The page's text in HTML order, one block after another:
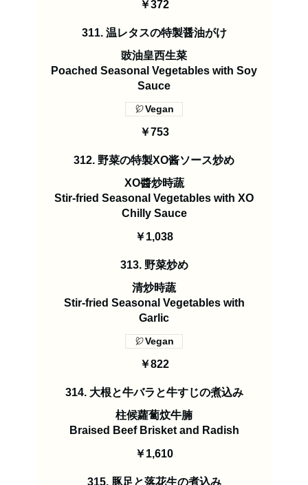
￥372
311. 温レタスの特製醤油がけ
豉油皇西生菜
Poached Seasonal Vegetables with Soy
Sauce
￥753
Vegan
312. 野菜の特製XO酱ソース炒め
XO醬炒時蔬
Stir-fried Seasonal Vegetables with XO
Chilly Sauce
￥1,038
313. 野菜炒め
清炒時蔬
Stir-fried Seasonal Vegetables with
Garlic
￥822
Vegan
314. 大根と牛バラと牛すじの煮込み
柱候蘿蔔炆牛腩
Braised Beef Brisket and Radish
￥1,610
315. 豚足と落花生の煮込み